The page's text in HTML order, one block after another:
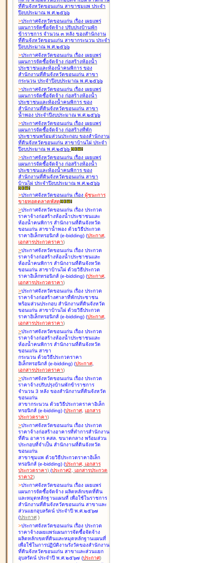
ที่ดินจังหวัดขอนแก่น สาขาชุมแพ ประจำ
ปีงบประมาณ พ.ศ.๒๕๖๖
>ประกาศจังหวัดขอนแก่น เรื่อง เผยแพร่
แผนการจัดซื้อจัดจ้าง ปรับปรุงบ้านพัก
ข้าราชการ จำนวน ๓ หลัง ของสำนักงาน
ที่ดินจังหวัดขอนแก่น สาขากระนวน ประจำ
ปีงบประมาณ พ.ศ.๒๕๖๖
>ประกาศจังหวัดขอนแก่น เรื่อง เผยแพร่
แผนการจัดซื้อจัดจ้าง ก่อสร้างห้องน้ำ
ประชาชนและห้องน้ำคนพิการ ของ
สำนักงานที่ดินจังหวัดขอนแก่น สาขา
กระนวน ประจำปีงบประมาณ พ.ศ.๒๕๖๖
>ประกาศจังหวัดขอนแก่น เรื่อง เผยแพร่
แผนการจัดซื้อจัดจ้าง ก่อสร้างห้องน้ำ
ประชาชนและห้องน้ำคนพิการ ของ
สำนักงานที่ดินจังหวัดขอนแก่น สาขา
น้ำพอง ประจำปีงบประมาณ พ.ศ.๒๕๖๖
>ประกาศจังหวัดขอนแก่น เรื่อง เผยแพร่
แผนการจัดซื้อจัดจ้าง ก่อสร้างที่พัก
ประชาชนพร้อมส่วนประกอบ ของสำนักงาน
ที่ดินจังหวัดขอนแก่น สาขาบ้านไผ่ ประจำ
ปีงบประมาณ พ.ศ.๒๕๖๖
>ประกาศจังหวัดขอนแก่น เรื่อง เผยแพร่
แผนการจัดซื้อจัดจ้าง ก่อสร้างห้องน้ำ
ประชาชนและห้องน้ำคนพิการ ของ
สำนักงานที่ดินจังหวัดขอนแก่น สาขา
บ้านไผ่ ประจำปีงบประมาณ พ.ศ.๒๕๖๖
>ประกาศจังหวัดขอนแก่น เรื่อง ผู้ชนะการ
ขายทอดตลาดพัสดุ
>ประกาศจังหวัดขอนแก่น เรื่อง ประกวด
ราคาจ้างก่อสร้างห้องน้ำประชาชนและ
ห้องน้ำคนพิการ สำนักงานที่ดินจังหวัด
ขอนแก่น สาขาน้ำพอง ด้วยวิธีประกวด
ราคาอิเล็กทรอนิกส์ (e-bidding) (ประกาศ,
เอกสารประกวดราคา)
>ประกาศจังหวัดขอนแก่น เรื่อง ประกวด
ราคาจ้างก่อสร้างห้องน้ำประชาชนและ
ห้องน้ำคนพิการ สำนักงานที่ดินจังหวัด
ขอนแก่น สาขาบ้านไผ่ ด้วยวิธีประกวด
ราคาอิเล็กทรอนิกส์ (e-bidding) (ประกาศ,
เอกสารประกวดราคา)
>ประกาศจังหวัดขอนแก่น เรื่อง ประกวด
ราคาจ้างก่อสร้างศาลาที่พักประชาชน
พร้อมส่วนประกอบ สำนักงานที่ดินจังหวัด
ขอนแก่น สาขาบ้านไผ่ ด้วยวิธีประกวด
ราคาอิเล็กทรอนิกส์ (e-bidding) (ประกาศ,
เอกสารประกวดราคา)
>ประกาศจังหวัดขอนแก่น เรื่อง ประกวด
ราคาจ้างก่อสร้างห้องน้ำประชาชนและ
ห้องน้ำคนพิการ สำนักงานที่ดินจังหวัด
ขอนแก่น สาขา
กระนวน ด้วยวิธีประกวดราคา
อิเล็กทรอนิกส์ (e-bidding) (ประกาศ,
เอกสารประกวดราคา)
>ประกาศจังหวัดขอนแก่น เรื่อง ประกวด
ราคาจ้างปรับปรุงบ้านพักข้าราชการ
จำนวน 3 หลัง ของสำนักงานที่ดินจังหวัด
ขอนแก่น
สาขากระนวน ด้วยวิธีประกวดราคาอิเล็ก
ทรอนิกส์ (e-bidding) (ประกาศ, เอกสาร
ประกวดราคา)
>ประกาศจังหวัดขอนแก่น เรื่อง ประกวด
ราคาจ้างก่อสร้างอาคารที่ทำการสำนักงาน
ที่ดิน อาคาร คสล. ขนาดกลาง พร้อมส่วน
ประกอบที่จำเป็น สำนักงานที่ดินจังหวัด
ขอนแก่น
สาขาชุมแพ ด้วยวิธีประกวดราคาอิเล็ก
ทรอนิกส์ (e-bidding) (ประกาศ, เอกสาร
ประกวดราคา) (ประกาศ2, เอกสารประกวด
ราคา2)
>ประกาศจังหวัดขอนแก่น เรื่อง เผยแพร่
แผนการจัดซื้อจัดจ้าง ผลิตหลักเขตที่ดิน
และหมุดหลักฐานแผนที่ เพื่อใช้ในราชการ
สำนักงานที่ดินจังหวัดขอนแก่น สาขาและ
ส่วนแยกอุบลรัตน์ ประจำปี พ.ศ.๒๕๖๗
(ประกาศ )
>ประกาศจังหวัดขอนแก่น เรื่อง ประกวด
ราคาจ้างเผยแพร่แผนการจัดซื้อจัดจ้าง
ผลิตหลักเขตที่ดินและหมุดหลักฐานแผนที่
เพื่อใช้ในการปฏิบัติงานรังวัดของสำนักงาน
ที่ดินจังหวัดขอนแก่น สาขาและส่วนแยก
อุบลรัตน์ ประจำปี พ.ศ.๒๕๖๗ (ประกาศ)